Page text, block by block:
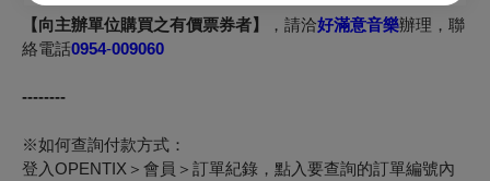
【向主辦單位購買之有價票券者】 ，請洽好滿意音樂辦理，聯
絡電話0954-009060
--------
※如何查詢付款方式：
登入OPENTIX＞會員＞訂單紀錄，點入要查詢的訂單編號內